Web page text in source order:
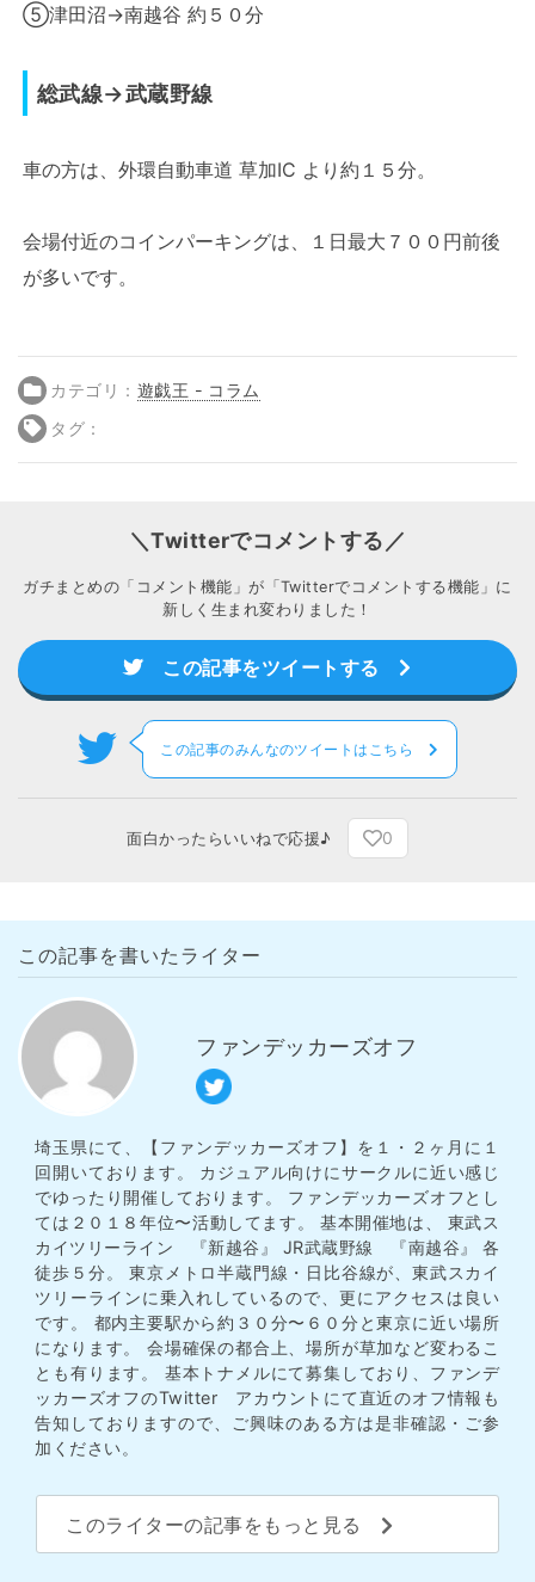
⑤津田沼→南越谷 約５０分
総武線→武蔵野線
車の方は、外環自動車道 草加IC より約１５分。
会場付近のコインパーキングは、１日最大７００円前後
が多いです。
カテゴリ： 遊戯王 - コラム
タグ：
＼Twitterでコメントする／
ガチまとめの「コメント機能」が「Twitterでコメントする機能」に
新しく生まれ変わりました！
この記事をツイートする
この記事のみんなのツイートはこちら
面白かったらいいねで応援♪ 0
この記事を書いたライター
ファンデッカーズオフ
埼玉県にて、【ファンデッカーズオフ】を１・２ヶ月に１
回開いております。 カジュアル向けにサークルに近い感じ
でゆったり開催しております。 ファンデッカーズオフとし
ては２０１８年位〜活動してます。 基本開催地は、 東武ス
カイツリーライン 『新越谷』 JR武蔵野線 『南越谷』 各
徒歩５分。 東京メトロ半蔵門線・日比谷線が、東武スカイ
ツリーラインに乗入れしているので、更にアクセスは良い
です。 都内主要駅から約３０分〜６０分と東京に近い場所
になります。 会場確保の都合上、場所が草加など変わるこ
とも有ります。 基本トナメルにて募集しており、ファンデ
ッカーズオフのTwitter アカウントにて直近のオフ情報も
告知しておりますので、ご興味のある方は是非確認・ご参
加ください。
このライターの記事をもっと見る